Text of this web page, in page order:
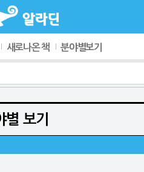
새로나온 책 분야별보기
별 보기